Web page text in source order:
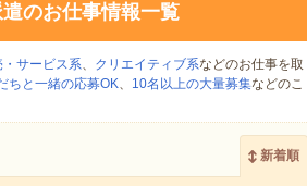
のお仕事情報一覧
サービス系、 クリエイティブ系などのお仕事を取
ちと一緒の応募OK、 10名以上の大量募集などのこ
新着順